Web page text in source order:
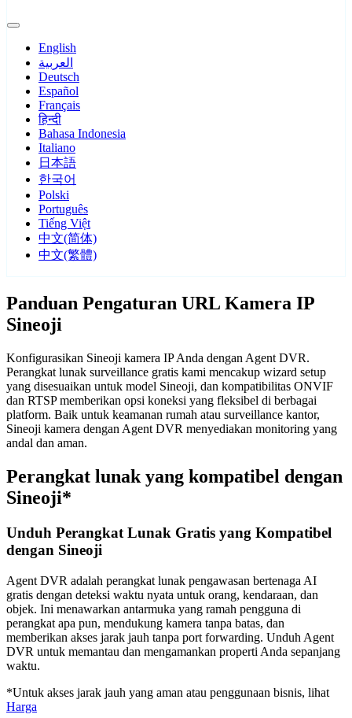
English
العربية
Deutsch
Español
Français
हिन्दी
Bahasa Indonesia
Italiano
日本語
한국어
Polski
Português
Tiếng Việt
中文(简体)
中文(繁體)
Panduan Pengaturan URL Kamera IP
Sineoji
Konfigurasikan Sineoji kamera IP Anda dengan Agent DVR.
Perangkat lunak surveillance gratis kami mencakup wizard setup
yang disesuaikan untuk model Sineoji, dan kompatibilitas ONVIF
dan RTSP memberikan opsi koneksi yang fleksibel di berbagai
platform. Baik untuk keamanan rumah atau surveillance kantor,
Sineoji kamera dengan Agent DVR menyediakan monitoring yang
andal dan aman.
Perangkat lunak yang kompatibel dengan
Sineoji*
Unduh Perangkat Lunak Gratis yang Kompatibel
dengan Sineoji
Agent DVR adalah perangkat lunak pengawasan bertenaga AI
gratis dengan deteksi waktu nyata untuk orang, kendaraan, dan
objek. Ini menawarkan antarmuka yang ramah pengguna di
perangkat apa pun, mendukung kamera tanpa batas, dan
memberikan akses jarak jauh tanpa port forwarding. Unduh Agent
DVR untuk memantau dan mengamankan properti Anda sepanjang
waktu.
*Untuk akses jarak jauh yang aman atau penggunaan bisnis, lihat
Harga